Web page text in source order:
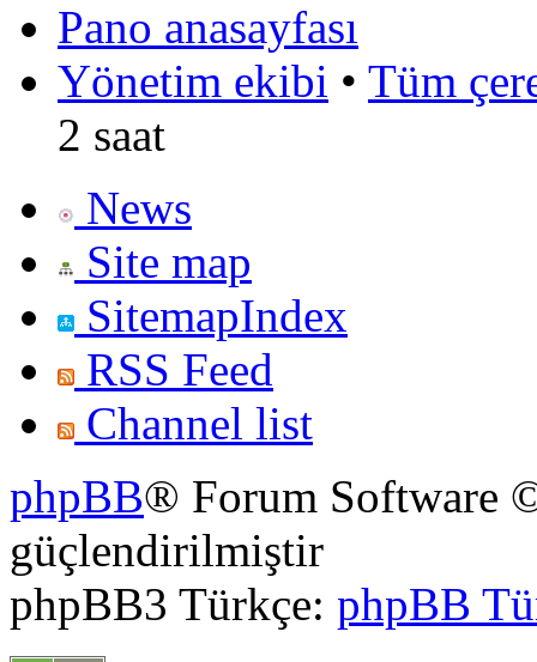
Pano anasayfası
Yönetim ekibi • Tüm
2 saat
News
Site map
SitemapIndex
RSS Feed
Channel list
phpBB® Forum Software
güçlendirilmiştir
phpBB3 Türkçe: phpBB